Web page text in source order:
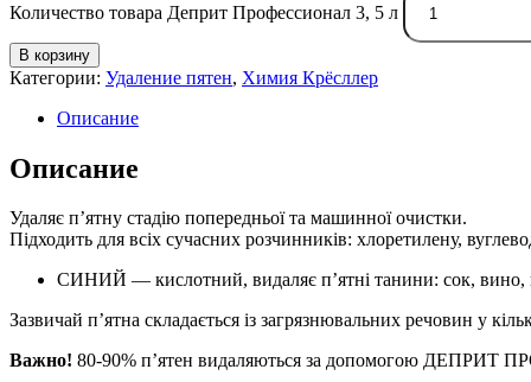
Количество товара Деприт Профессионал 3, 5 л
В корзину
Категории: Удаление пятен, Химия Крёсллер
Описание
Описание
Удаляє п’ятну стадію попередньої та машинної очистки.
Підходить для всіх сучасних розчинників: хлоретилену,
СИНИЙ — кислотний, видаляє п’ятні танини: сок, вино,
Зазвичай п’ятна складається із загрязнювальних речовин у
Важно! 80-90% п’ятен видаляються за допомогою ДЕПРИТ